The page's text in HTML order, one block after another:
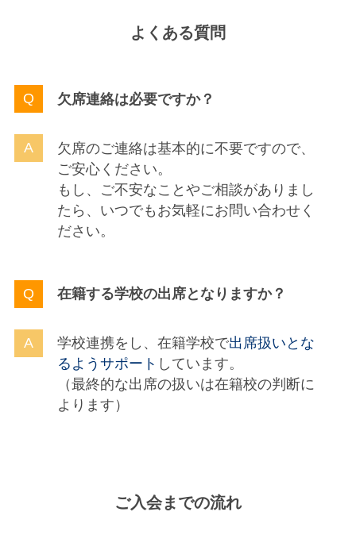
よくある質問
欠席連絡は必要ですか？
欠席のご連絡は基本的に不要ですので、
ご安心ください。
もし、ご不安なことやご相談がありまし
たら、いつでもお気軽にお問い合わせく
ださい。
在籍する学校の出席となりますか？
学校連携をし、在籍学校で出席扱いとな
るようサポート しています。
（最終的な出席の扱いは在籍校の判断に
よります）
ご入会までの流れ